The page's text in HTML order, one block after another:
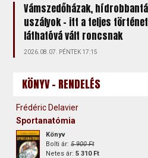
Vámszedőházak,
uszályok – itt a teljes
láthatóvá vált roncsnak
2026.08.07. PÉNTEK 17:15
KÖNYV - RENDELÉS
Frédéric Delavier
Sportanatómia
Könyv
Bolti ár:5 900 Ft
Netes ár:5 310 Ft